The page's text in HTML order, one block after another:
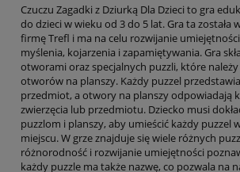
Czuczu Zagadki z Dziurką Dla Dzieci to gra
do dzieci w wieku od 3 do 5 lat. Gra ta została
firmę Trefl i ma na celu rozwijanie
myślenia, kojarzenia i zapamiętywania. Gra
otworami oraz specjalnych puzzli, które
otworów na planszy. Każdy puzzel
przedmiot, a otwory na planszy odpowiadają
zwierzęcia lub przedmiotu. Dziecko musi
puzzlom i planszy, aby umieścić każdy puzzel
miejscu. W grze znajduje się wiele różnych
różnorodność i rozwijanie umiejętności
każdy puzzle ma także nazwę, co pozwala na